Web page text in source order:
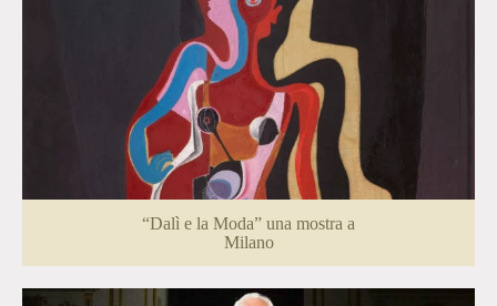
“Dalì e la Moda” una mostra a
Milano